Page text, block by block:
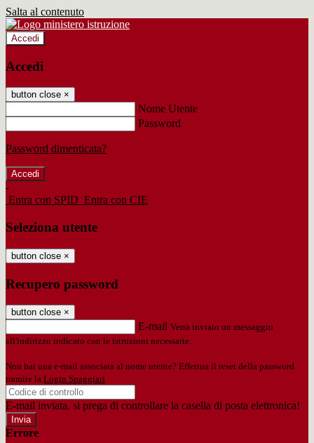
Salta al contenuto
Accedi
Accedi
button close ×
Nome Utente
Password
Password dimenticata?
-
Entra con SPID Entra con CIE
Seleziona utente
button close ×
Recupero password
button close ×
E-mail Verrà inviato un messaggio
all'indirizzo indicato con le istruzioni necessarie.
Non hai una e-mail associata al nome utente? Effettua il reset della password
tramite la Login Spaggiari
E-mail inviata, si prega di controllare la casella di posta elettronica!
Errore